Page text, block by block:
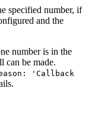
specified number, if
and the
number is in the
can be made.
'Callback